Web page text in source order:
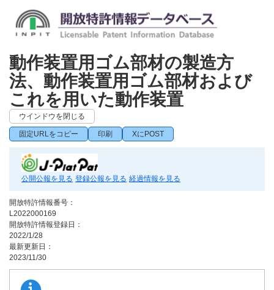
動作装置用ゴム部材の製造方
法、動作装置用ゴム部材および
これを用いた動作装置
ウインドウを閉じる
固定URLをコピー 印刷 XにPOST
公開公報を見る 登録公報を見る 経過情報を見る
開放特許情報番号：
L2022000169
開放特許情報登録日：
2022/1/28
最新更新日：
2023/11/30